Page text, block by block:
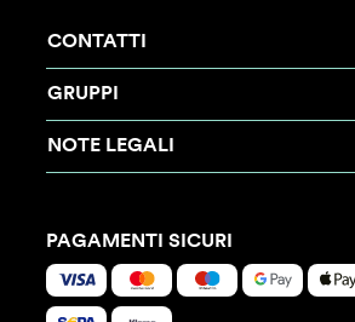
CONTATTI
GRUPPI
NOTE LEGALI
PAGAMENTI SICURI